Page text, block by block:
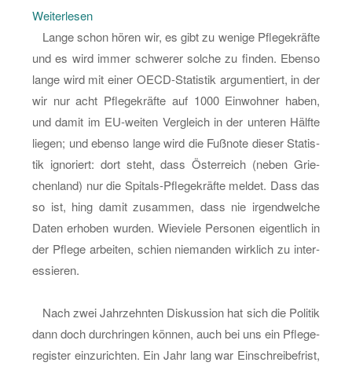
Wei­ter­le­sen:
Pfleg­
kräf­
te­
man­
gel
–
ein
My­
thos?
Lange schon hören wir, es gibt zu we­ni­ge Pfle­ge­kräf­te
und es wird immer schwe­rer sol­che zu fin­den. Eben­so
lange wird mit einer OECD-Sta­tis­tik ar­gu­men­tiert, in der
wir nur acht Pfle­ge­kräf­te auf 1000 Ein­woh­ner haben,
und damit im EU-wei­ten Ver­gleich in der un­te­ren Hälf­te
lie­gen; und eben­so lange wird die Fuß­no­te die­ser Sta­tis­
tik igno­riert: dort steht, dass Ös­ter­reich (neben Grie­
chen­land) nur die Spi­tals-Pfle­ge­kräf­te mel­det. Dass das
so ist, hing damit zu­sam­men, dass nie ir­gend­wel­che
Daten er­ho­ben wur­den. Wie­vie­le Per­so­nen ei­gent­lich in
der Pfle­ge ar­bei­ten, schien nie­man­den wirk­lich zu in­ter­
es­sie­ren.
Nach zwei Jahr­zehn­ten Dis­kus­si­on hat sich die Po­li­tik
dann doch durch­rin­gen kön­nen, auch bei uns ein Pfle­ge­
re­gis­ter ein­zu­rich­ten. Ein Jahr lang war Ein­schrei­be­frist,